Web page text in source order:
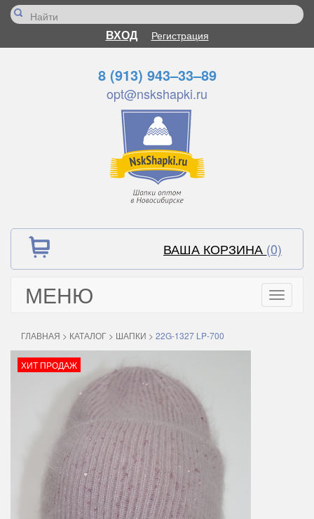
ВХОД Регистрация
8 (913) 943–33–89
opt@nskshapki.ru
ВАША КОРЗИНА (0)
МЕНЮ
Toggle
ГЛАВНАЯ > КАТАЛОГ > ШАПКИ > 22G-1327 LP-700
ХИТ ПРОДАЖ